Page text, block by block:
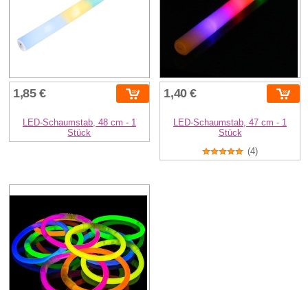
1,85 €
LED-Schaumstab, 48 cm - 1
Stück
1,40 €
LED-Schaumstab, 47 cm - 1
Stück
(4)